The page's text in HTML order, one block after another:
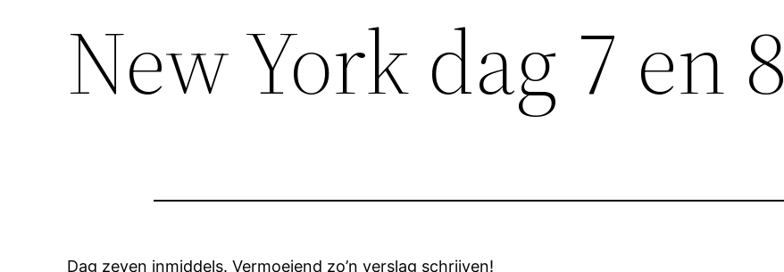
New York dag 7 en 8
Dag zeven inmiddels. Vermoeiend zo’n verslag schrijven!